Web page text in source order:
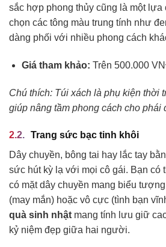
sắc hợp phong thủy cũng là một lựa
chọn các tông màu trung tính như
dàng phối với nhiều phong cách
Giá tham khảo: Trên 500.000
Chú thích: Túi xách là phụ kiện thời
giúp nâng tầm phong cách cho phái
Trang sức bạc tinh khôi
Dây chuyền, bông tai hay lắc tay
sức hút kỳ lạ với mọi cô gái. Bạn có
có mặt dây chuyền mang biểu
(may mắn) hoặc vô cực (tình bạn
quà sinh nhật mang tính lưu giữ
kỷ niệm đẹp giữa hai người.